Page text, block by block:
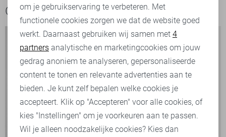
Ook het bekijken waard
Personalisatie cookies
Analytische cookies
Marketing cookies
om je gebruikservaring te verbeteren. Met
functionele cookies zorgen we dat de website goed
werkt. Daarnaast gebruiken wij samen met 4
partners analytische en marketingcookies om jouw
gedrag anoniem te analyseren, gepersonaliseerde
content te tonen en relevante advertenties aan te
bieden. Je kunt zelf bepalen welke cookies je
accepteert. Klik op "Accepteren" voor alle cookies, of
kies "Instellingen" om je voorkeuren aan te passen.
Wil je alleen noodzakelijke cookies? Kies dan